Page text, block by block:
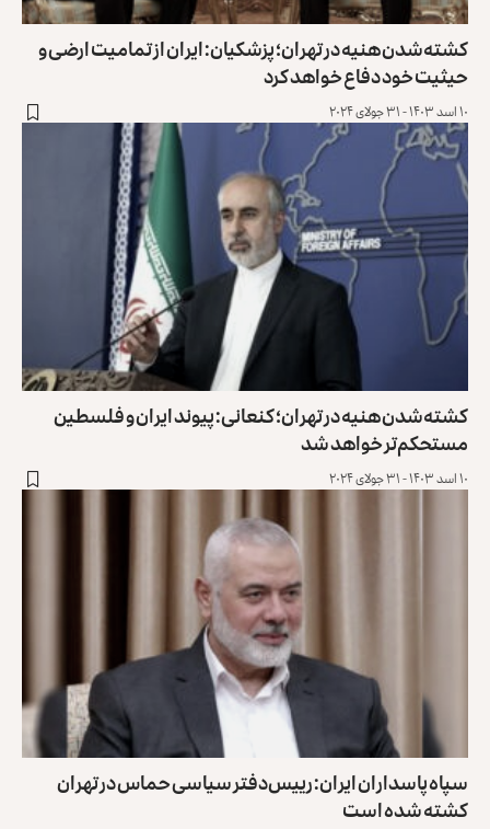
کشته‌شدن هنیه در تهران؛ پزشکیان: ایران از تمامیت ارضی و
حیثیت خود دفاع خواهد کرد
۱۰ اسد ۱۴۰۳ - ۳۱ جولای ۲۰۲۴
کشته‌شدن هنیه در تهران؛ کنعانی: پیوند ایران و فلسطین
مستحکم‌تر خواهد شد
۱۰ اسد ۱۴۰۳ - ۳۱ جولای ۲۰۲۴
سپاه پاسداران ایران: رییس‌دفتر سیاسی حماس در تهران
کشته شده است